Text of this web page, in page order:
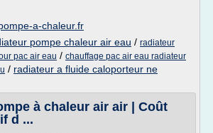
a-chaleur.fr
pompe chaleur air eau / radiateur
pac air eau / chauffage pac air eau radiateur
/ radiateur a fluide caloporteur ne
à chaleur air air | Coût
d ...